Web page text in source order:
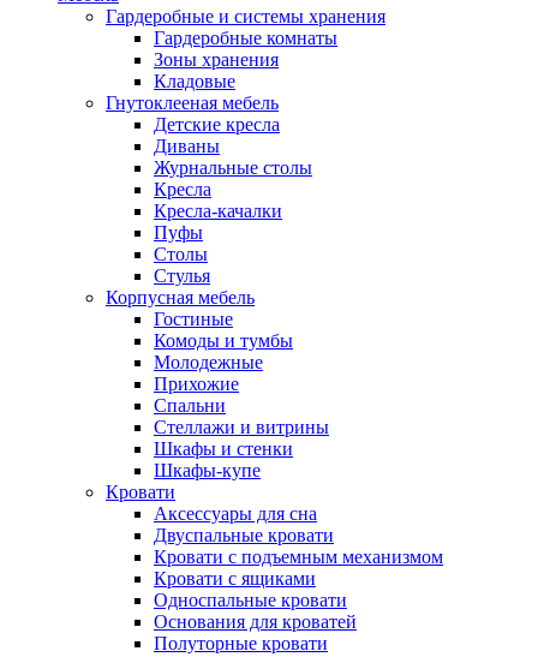
Гардеробные и системы хранения
Гардеробные комнаты
Зоны хранения
Кладовые
Гнутоклееная мебель
Детские кресла
Диваны
Журнальные столы
Кресла
Кресла-качалки
Пуфы
Столы
Стулья
Корпусная мебель
Гостиные
Комоды и тумбы
Молодежные
Прихожие
Спальни
Стеллажи и витрины
Шкафы и стенки
Шкафы-купе
Кровати
Аксессуары для сна
Двуспальные кровати
Кровати с подъемным механизмом
Кровати с ящиками
Односпальные кровати
Основания для кроватей
Полуторные кровати